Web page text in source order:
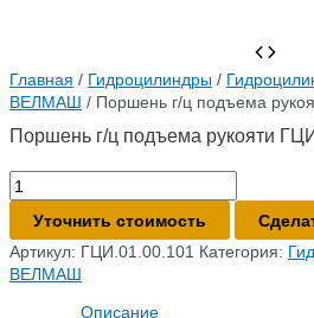
Главная / Гидроцилиндры /
ВЕЛМАШ / Поршень г/ц подъема
Поршень г/ц подъема рукояти
Количество
товара
Поршень
г/
ц
Уточнить стоимость
Артикул: ГЦИ.01.00.101 Категория:
ВЕЛМАШ
Описание